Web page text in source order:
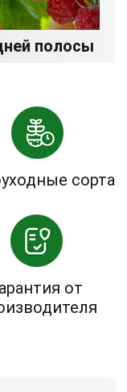
полосы
сорта
от